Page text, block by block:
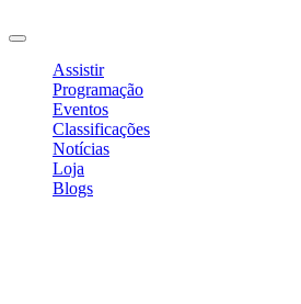
Assistir
Programação
Eventos
Classificações
Notícias
Loja
Blogs